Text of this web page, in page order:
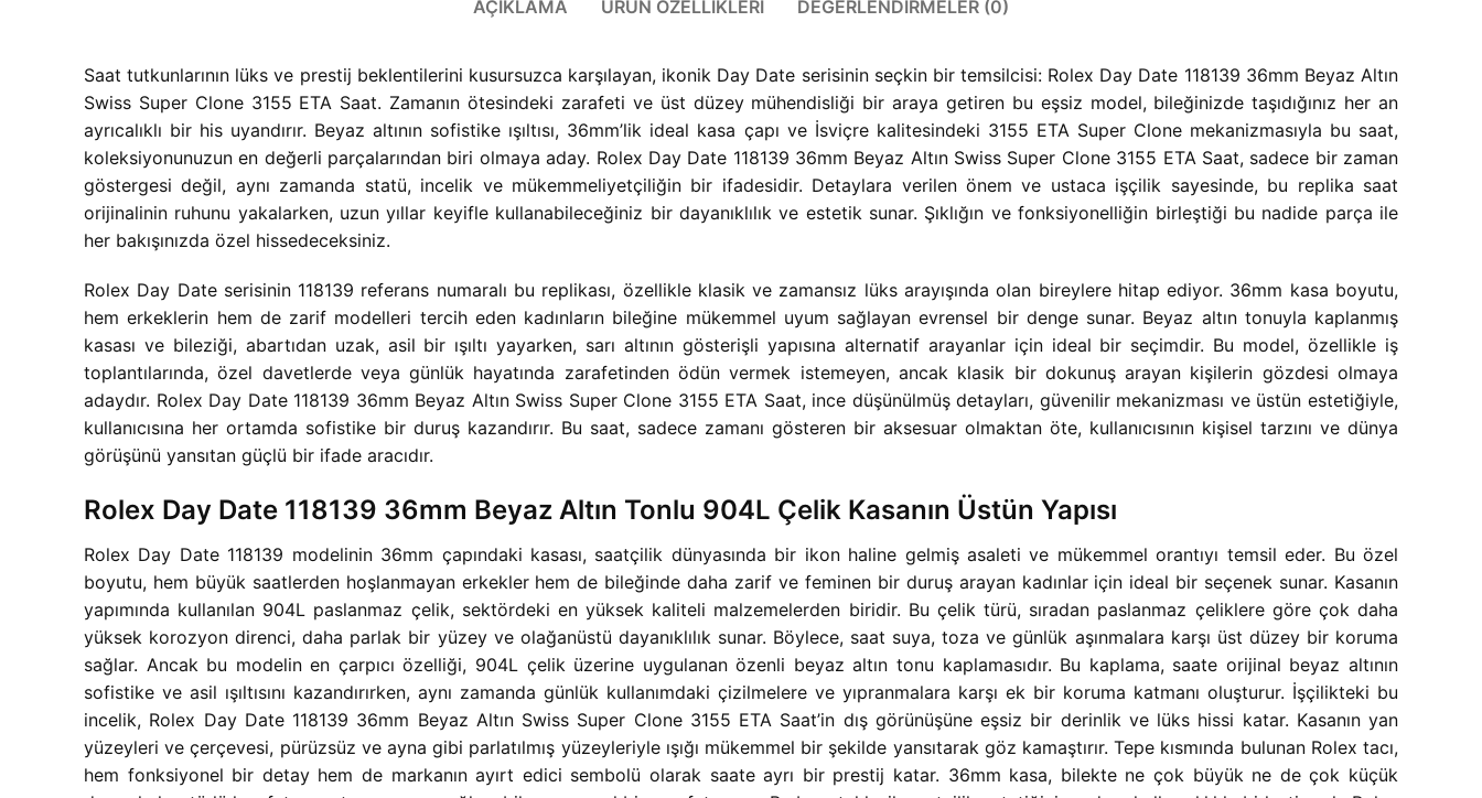
AÇIKLAMA ÜRÜN ÖZELLIKLERI DEĞERLENDIRMELER (0)
Saat tutkunlarının lüks ve prestij beklentilerini kusursuzca karşılayan, ikonik Day Date serisinin seçkin bir temsilcisi: Rolex Day Date 118139 36mm Beyaz Altın
Swiss Super Clone 3155 ETA Saat. Zamanın ötesindeki zarafeti ve üst düzey mühendisliği bir araya getiren bu eşsiz model, bileğinizde taşıdığınız her an
ayrıcalıklı bir his uyandırır. Beyaz altının sofistike ışıltısı, 36mm’lik ideal kasa çapı ve İsviçre kalitesindeki 3155 ETA Super Clone mekanizmasıyla bu saat,
koleksiyonunuzun en değerli parçalarından biri olmaya aday. Rolex Day Date 118139 36mm Beyaz Altın Swiss Super Clone 3155 ETA Saat, sadece bir zaman
göstergesi değil, aynı zamanda statü, incelik ve mükemmeliyetçiliğin bir ifadesidir. Detaylara verilen önem ve ustaca işçilik sayesinde, bu replika saat
orijinalinin ruhunu yakalarken, uzun yıllar keyifle kullanabileceğiniz bir dayanıklılık ve estetik sunar. Şıklığın ve fonksiyonelliğin birleştiği bu nadide parça ile
her bakışınızda özel hissedeceksiniz.
Rolex Day Date serisinin 118139 referans numaralı bu replikası, özellikle klasik ve zamansız lüks arayışında olan bireylere hitap ediyor. 36mm kasa boyutu,
hem erkeklerin hem de zarif modelleri tercih eden kadınların bileğine mükemmel uyum sağlayan evrensel bir denge sunar. Beyaz altın tonuyla kaplanmış
kasası ve bileziği, abartıdan uzak, asil bir ışıltı yayarken, sarı altının gösterişli yapısına alternatif arayanlar için ideal bir seçimdir. Bu model, özellikle iş
toplantılarında, özel davetlerde veya günlük hayatında zarafetinden ödün vermek istemeyen, ancak klasik bir dokunuş arayan kişilerin gözdesi olmaya
adaydır. Rolex Day Date 118139 36mm Beyaz Altın Swiss Super Clone 3155 ETA Saat, ince düşünülmüş detayları, güvenilir mekanizması ve üstün estetiğiyle,
kullanıcısına her ortamda sofistike bir duruş kazandırır. Bu saat, sadece zamanı gösteren bir aksesuar olmaktan öte, kullanıcısının kişisel tarzını ve dünya
görüşünü yansıtan güçlü bir ifade aracıdır.
Rolex Day Date 118139 36mm Beyaz Altın Tonlu 904L Çelik Kasanın Üstün Yapısı
Rolex Day Date 118139 modelinin 36mm çapındaki kasası, saatçilik dünyasında bir ikon haline gelmiş asaleti ve mükemmel orantıyı temsil eder. Bu özel
boyutu, hem büyük saatlerden hoşlanmayan erkekler hem de bileğinde daha zarif ve feminen bir duruş arayan kadınlar için ideal bir seçenek sunar. Kasanın
yapımında kullanılan 904L paslanmaz çelik, sektördeki en yüksek kaliteli malzemelerden biridir. Bu çelik türü, sıradan paslanmaz çeliklere göre çok daha
yüksek korozyon direnci, daha parlak bir yüzey ve olağanüstü dayanıklılık sunar. Böylece, saat suya, toza ve günlük aşınmalara karşı üst düzey bir koruma
sağlar. Ancak bu modelin en çarpıcı özelliği, 904L çelik üzerine uygulanan özenli beyaz altın tonu kaplamasıdır. Bu kaplama, saate orijinal beyaz altının
sofistike ve asil ışıltısını kazandırırken, aynı zamanda günlük kullanımdaki çizilmelere ve yıpranmalara karşı ek bir koruma katmanı oluşturur. İşçilikteki bu
incelik, Rolex Day Date 118139 36mm Beyaz Altın Swiss Super Clone 3155 ETA Saat’in dış görünüşüne eşsiz bir derinlik ve lüks hissi katar. Kasanın yan
yüzeyleri ve çerçevesi, pürüzsüz ve ayna gibi parlatılmış yüzeyleriyle ışığı mükemmel bir şekilde yansıtarak göz kamaştırır. Tepe kısmında bulunan Rolex tacı,
hem fonksiyonel bir detay hem de markanın ayırt edici sembolü olarak saate ayrı bir prestij katar. 36mm kasa, bilekte ne çok büyük ne de çok küçük